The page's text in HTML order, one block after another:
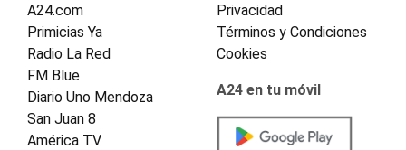
A24.com
Primicias Ya
Radio La Red
FM Blue
Diario Uno Mendoza
San Juan 8
América TV
Privacidad
Términos y Condiciones
Cookies
A24 en tu móvil